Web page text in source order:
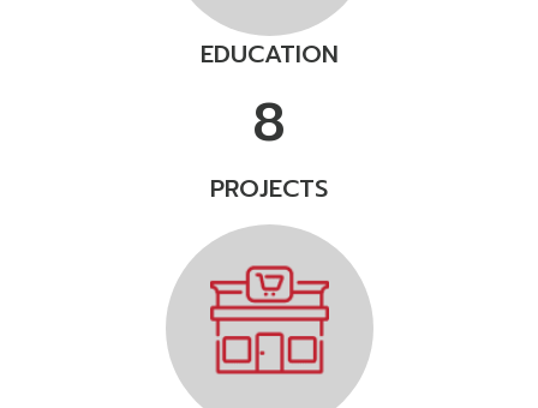
EDUCATION
8
PROJECTS